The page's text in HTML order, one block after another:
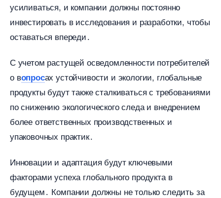
усиливаться, и компании должны постоянно
инвестировать в исследования и разработки, чтобы
оставаться впереди․
С учетом растущей осведомленности потребителей
оопросах устойчивости и экологии, глобальные
продукты будут также сталкиваться с требованиями
по снижению экологического следа и внедрением
олее ответственных производственных и
упаковочных практик․
Инновации и адаптация будут ключевыми
факторами успеха глобального продукта
удущем․ Компании должны не только следить за